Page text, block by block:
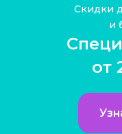
Скидки
и
от
а мы позаботимся обо
Заполните небольшую
ПОМОЖЕМ
С ВЫБОРОМ
Родитель или учитель